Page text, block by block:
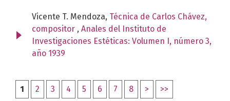
Vicente T. Mendoza, Técnica de Carlos Chávez,
compositor , Anales del Instituto de
Investigaciones Estéticas: Volumen I, número 3,
año 1939
1 2 3 4 5 6 7 8 > >>